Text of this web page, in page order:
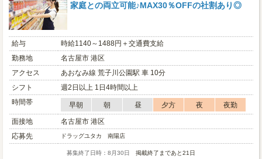
家庭との両立可能♪MAX30％OFFの社割あり◎
給与
時給1140～1488円＋交通費支給
勤務地
名古屋市 港区
アクセス
あおなみ線 荒子川公園駅 車 10分
シフト
週2日以上 1日4時間以上
時間帯
早朝 朝 昼 夕方 夜
夜勤
面接地
名古屋市 港区
応募先
ドラッグユタカ 南陽店
募集終了日時：8月30日 掲載終了まであと21日